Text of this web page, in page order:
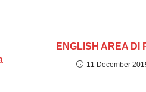
ENGLISH AREA DI
11 December